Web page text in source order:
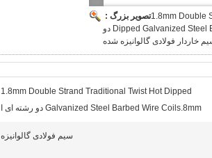
تصویر بزرگ :1.8mm Double
Dipped Galvanized Steel Barbed Wire Coils.8mm دو
خاردار فولادی گالوانیزه شده
1.8mm Double Strand Traditional Twist Hot Dipped
Galvanized Steel Barbed Wire Coils.8mm دو رشته ای ا
سیم فولادی گالوانیزه